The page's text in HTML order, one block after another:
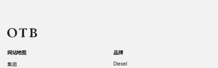
网站地图
集团
品牌
Diesel